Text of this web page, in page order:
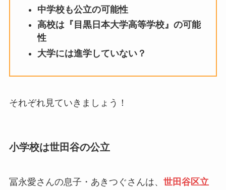
中学校も公立の可能性
高校は『目黒日本大学高等学校』の可能
性
大学には進学していない？
それぞれ見ていきましょう！
小学校は世田谷の公立
冨永愛さんの息子・あきつぐさんは、 世田谷区立